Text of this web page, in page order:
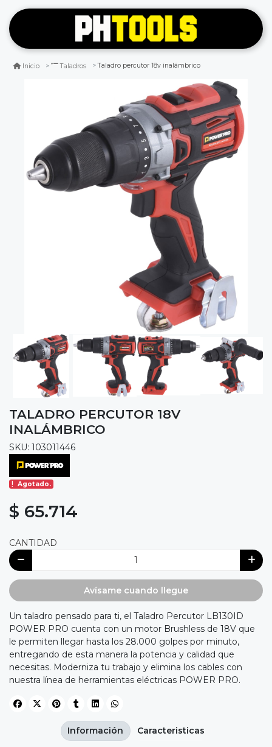
Inicio Taladros Taladro percutor 18v inalámbrico
TALADRO PERCUTOR 18V
INALÁMBRICO
SKU: 103011446
Agotado.
$ 65.714
CANTIDAD
Avísame cuando llegue
Un taladro pensado para ti, el Taladro Percutor LB130ID
POWER PRO cuenta con un motor Brushless de 18V que
le permiten llegar hasta los 28.000 golpes por minuto,
entregando de esta manera la potencia y calidad que
necesitas. Moderniza tu trabajo y elimina los cables con
nuestra línea de herramientas eléctricas POWER PRO.
Información Caracteristicas